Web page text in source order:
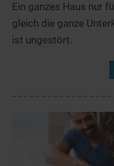
Ein ganzes Haus nur
gleich die ganze
ist ungestört.